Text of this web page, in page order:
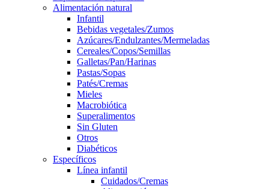
Alimentación natural
Infantil
Bebidas vegetales/Zumos
Azúcares/Endulzantes/Mermeladas
Cereales/Copos/Semillas
Galletas/Pan/Harinas
Pastas/Sopas
Patés/Cremas
Mieles
Macrobiótica
Superalimentos
Sin Gluten
Otros
Diabéticos
Específicos
Línea infantil
Cuidados/Cremas